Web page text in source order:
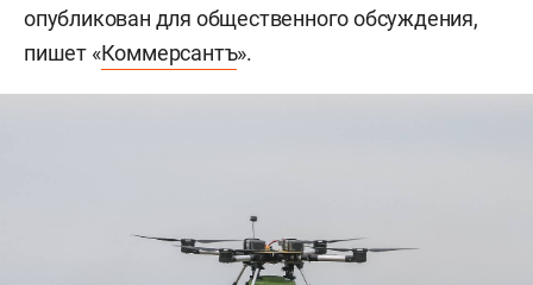
опубликован для общественного обсуждения,
пишет «Коммерсантъ».